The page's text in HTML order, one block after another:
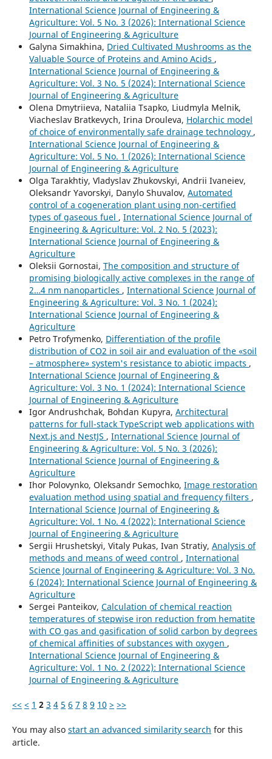
International Science Journal of Engineering &
Agriculture: Vol. 5 No. 3 (2026): International Science
Journal of Engineering & Agriculture
Galyna Simakhina, Dried Cultivated Mushrooms as the
Valuable Source of Proteins and Amino Acids ,
International Science Journal of Engineering &
Agriculture: Vol. 3 No. 5 (2024): International Science
Journal of Engineering & Agriculture
Olena Dmytriieva, Nataliia Tsapko, Liudmyla Melnik,
Viacheslav Bratkevych, Irina Drouleva, Holarchic model
of choice of environmentally safe drainage technology ,
International Science Journal of Engineering &
Agriculture: Vol. 5 No. 1 (2026): International Science
Journal of Engineering & Agriculture
Olga Tarakhtiy, Vladyslav Zhukovskyi, Andrii Ivaneiev,
Oleksandr Yavorskyi, Danylo Shuvalov, Automated
control of a cogeneration plant using non-certified
types of gaseous fuel , International Science Journal of
Engineering & Agriculture: Vol. 2 No. 5 (2023):
International Science Journal of Engineering &
Agriculture
Oleksii Gornostai, The composition and structure of
promising biologically active complexes in the range of
2…4 nm nanoparticles , International Science Journal of
Engineering & Agriculture: Vol. 3 No. 1 (2024):
International Science Journal of Engineering &
Agriculture
Petro Trofymenko, Differentiation of the profile
distribution of CO2 in soil air and evaluation of the «soil
– atmosphere» system's resistance to abiotic impacts ,
International Science Journal of Engineering &
Agriculture: Vol. 3 No. 1 (2024): International Science
Journal of Engineering & Agriculture
Igor Andrushchak, Bohdan Kupyra, Architectural
patterns for full-stack TypeScript web applications with
Next.js and NestJS , International Science Journal of
Engineering & Agriculture: Vol. 5 No. 3 (2026):
International Science Journal of Engineering &
Agriculture
Ihor Polovynko, Oleksandr Semochko, Image restoration
evaluation method using spatial and frequency filters ,
International Science Journal of Engineering &
Agriculture: Vol. 1 No. 4 (2022): International Science
Journal of Engineering & Agriculture
Sergiі Hrushetskyі, Vitaly Pukas, Ivan Stratiy, Analysis of
methods and means of weed control , International
Science Journal of Engineering & Agriculture: Vol. 3 No.
6 (2024): International Science Journal of Engineering &
Agriculture
Sergei Panteikov, Сalculation of chemical reaction
temperatures of stepwise iron reduction from hematite
with СО gas and gasification of solid carbon by degrees
of chemical affinities of substances with oxygen ,
International Science Journal of Engineering &
Agriculture: Vol. 1 No. 2 (2022): International Science
Journal of Engineering & Agriculture
<< < 1 2 3 4 5 6 7 8 9 10 > >>
You may also start an advanced similarity search for this
article.